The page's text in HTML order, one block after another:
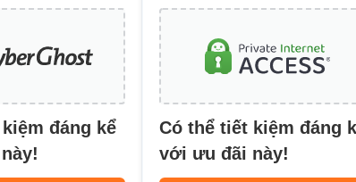
đáng kể
Có thể tiết kiệm đáng
với ưu đãi này!